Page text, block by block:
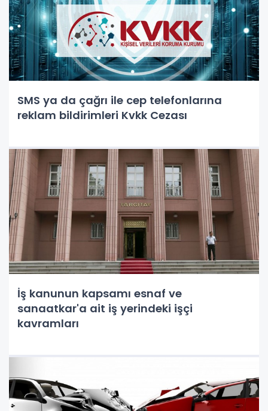
SMS ya da çağrı ile cep telefonlarına
reklam bildirimleri Kvkk Cezası
İş kanunun kapsamı esnaf ve
sanaatkar'a ait iş yerindeki işçi
kavramları